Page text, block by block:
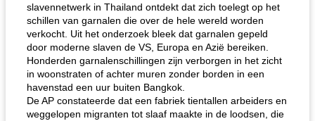
slavennetwerk in Thailand ontdekt dat zich toelegt op het
schillen van garnalen die over de hele wereld worden
verkocht. Uit het onderzoek bleek dat garnalen gepeld
door moderne slaven de VS, Europa en Azië bereiken.
Honderden garnalenschillingen zijn verborgen in het zicht
in woonstraten of achter muren zonder borden in een
havenstad een uur buiten Bangkok.
De AP constateerde dat een fabriek tientallen arbeiders en
weggelopen migranten tot slaaf maakte in de loodsen, die